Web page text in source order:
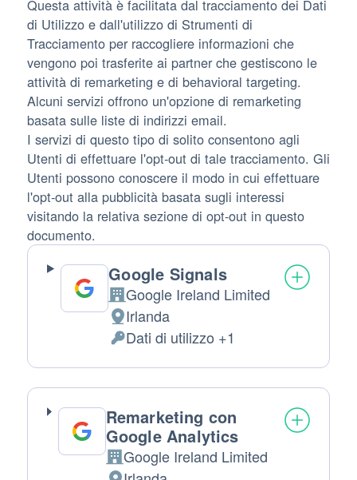
Questa attività è facilitata dal tracciamento dei Dati
di Utilizzo e dall'utilizzo di Strumenti di
Tracciamento per raccogliere informazioni che
vengono poi trasferite ai partner che gestiscono le
attività di remarketing e di behavioral targeting.
Alcuni servizi offrono un'opzione di remarketing
basata sulle liste di indirizzi email.
I servizi di questo tipo di solito consentono agli
Utenti di effettuare l'opt-out di tale tracciamento. Gli
Utenti possono conoscere il modo in cui effettuare
l'opt-out alla pubblicità basata sugli interessi
visitando la relativa sezione di opt-out in questo
documento.
Google Signals
Azienda:
Google Ireland Limited
Luogo del trattamento:
Irlanda
Dati Personali trattati:
Dati di utilizzo +1
Remarketing con
Google Analytics
Azienda:
Google Ireland Limited